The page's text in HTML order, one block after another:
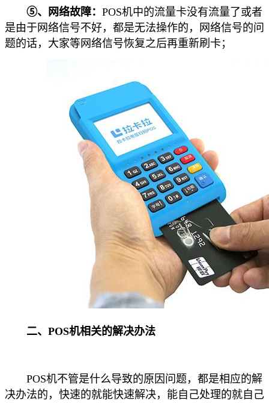
⑤、网络故障： POS机中的流量卡没有流量了或者
是由于网络信号不好，都是无法操作的，网络信号的问
题的话，大家等网络信号恢复之后再重新刷卡；
二、POS机相关的解决办法
POS机不管是什么导致的原因问题，都是相应的解
决办法的，快速的就能快速解决，能自己处理的就自己